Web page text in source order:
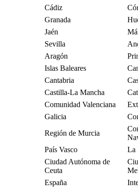
Cádiz
Granada
Jaén
Sevilla
Aragón
Islas Baleares
Cantabria
Castilla-La Mancha
Comunidad Valenciana
Galicia
Región de Murcia
País Vasco
La
Ciudad Autónoma de
Ceuta
España